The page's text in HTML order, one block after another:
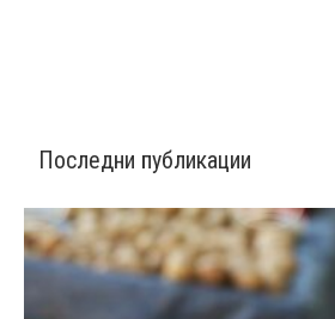
Последни публикации